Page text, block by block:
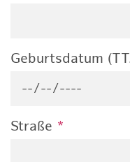
Geburtsdatum
Straße *